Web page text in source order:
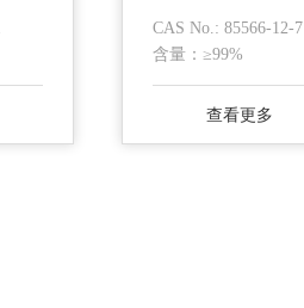
CAS No.: 85566-12-7
含量：≥99%
查看更多